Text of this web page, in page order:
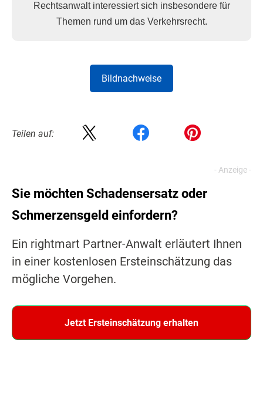
Rechtsanwalt interessiert sich insbesondere für
Themen rund um das Verkehrsrecht.
Bildnachweise
Teilen auf:
Sie möchten Schadensersatz oder
Schmerzensgeld einfordern?
Ein rightmart Partner-Anwalt erläutert Ihnen
in einer kostenlosen Ersteinschätzung das
mögliche Vorgehen.
Jetzt Ersteinschätzung erhalten